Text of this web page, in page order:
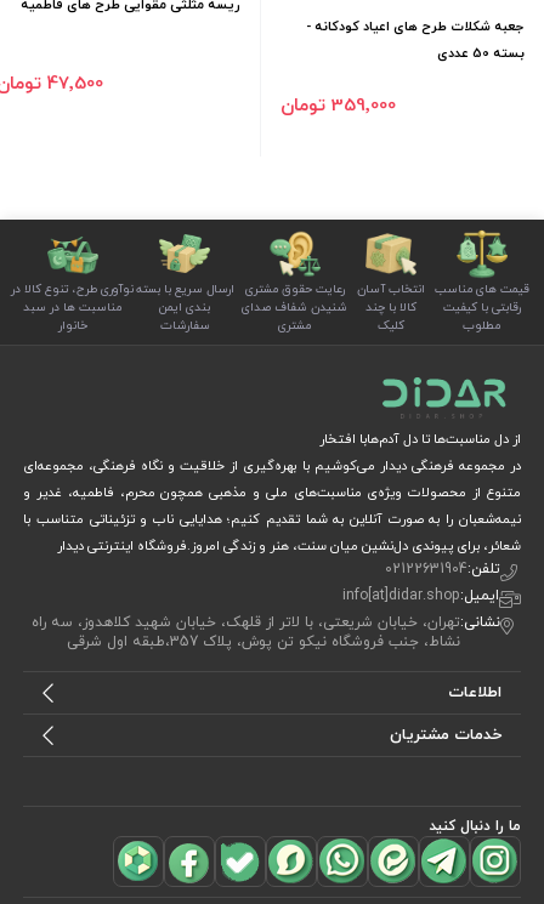
جعبه شکلات طرح های اعیاد کودکانه -
بسته 50 عددی
359٬000 تومان
ریسه مثلثی مقوایی طرح های فاطمیه
47٬500 تومان
قیمت های مناسب
رقابتی با کیفیت
مطلوب
انتخاب آسان
کالا با چند
کلیک
رعایت حقوق مشتری
شنیدن شفاف صدای
مشتری
ارسال سریع با بسته
بندی ایمن
سفارشات
نوآوری طرح، تنوع کالا در
مناسبت ها در سبد
خانوار
از دل مناسبت‌ها تا دل آدم‌هابا افتخار
در مجموعه فرهنگی دیدار می‌کوشیم با بهره‌گیری از خلاقیت و نگاه فرهنگی، مجموعه‌ای
متنوع از محصولات ویژه‌ی مناسبت‌های ملی و مذهبی همچون محرم، فاطمیه، غدیر و
نیمه‌شعبان را به صورت آنلاین به شما تقدیم کنیم؛ هدایایی ناب و تزئیناتی متناسب با
شعائر، برای پیوندی دل‌نشین میان سنت، هنر و زندگی امروز.فروشگاه اینترنتی دیدار
تلفن:02122631904
ایمیل:info[at]didar.shop
نشانی:تهران، خیابان شریعتی، با لاتر از قلهک، خیابان شهید کلاهدوز، سه راه
نشاط، جنب فروشگاه نیکو تن پوش، پلاک 357،طبقه اول شرقی
اطلاعات
خدمات مشتریان
ما را دنبال کنید